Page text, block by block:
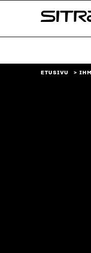
sisältöön
ETUSIVU